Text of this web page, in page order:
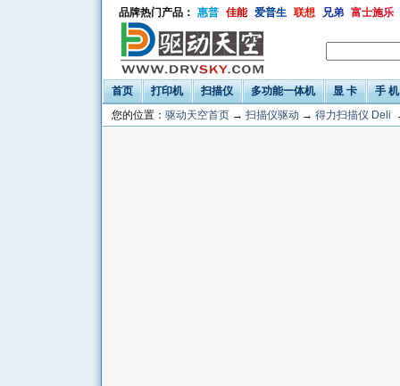
品牌热门产品： 惠普 佳能 爱普生 联想 兄弟 富士施乐
首页 打印机 扫描仪 多功能一体机 显 卡
手 机
您的位置： 驱动天空首页 → 扫描仪驱动 → 得力扫描仪 Deli